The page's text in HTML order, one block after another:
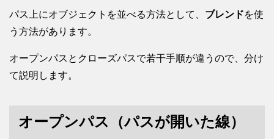
パス上にオブジェクトを並べる方法として、 ブレンドを使
う方法があります。
オープンパスとクローズパスで若干手順が違うので、分け
て説明します。
オープンパス（パスが開いた線）